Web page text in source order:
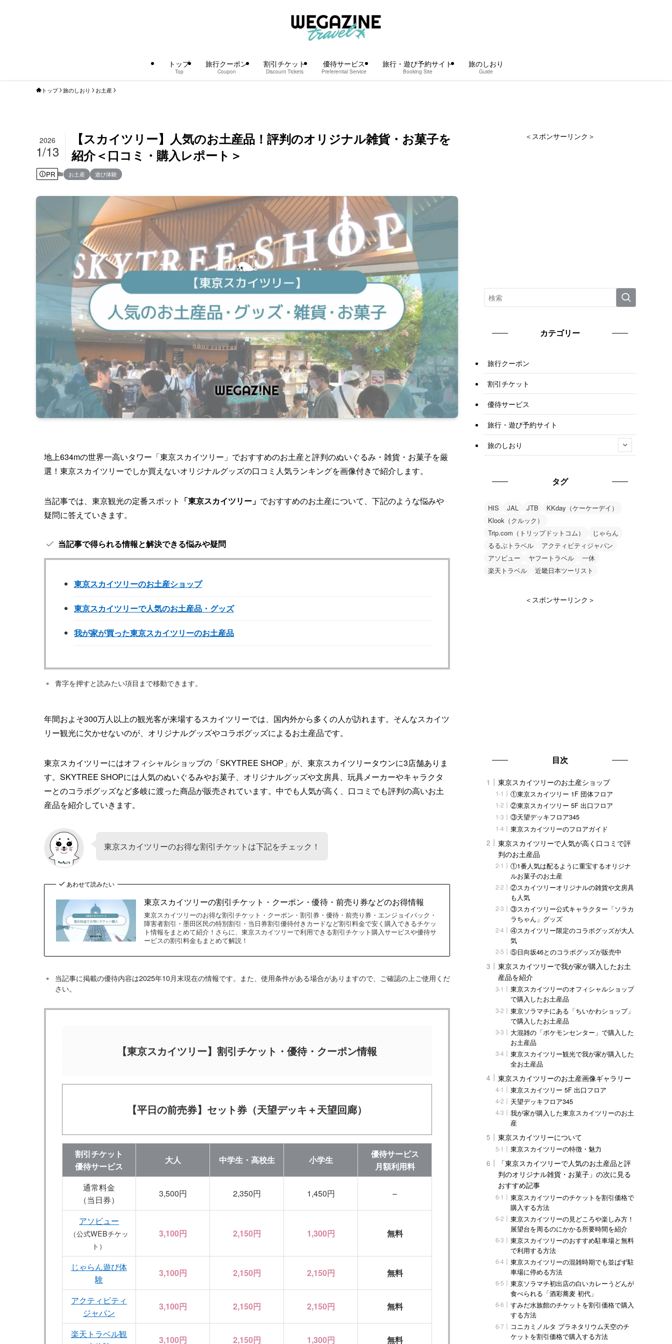
トップ
Top
旅行クーポン
Coupon
割引チケット
Discount Tickets
優待サービス
Preferential Service
旅行・遊び予約サイト
Booking Site
旅のしおり
Guide
トップ 旅のしおり お土産
【スカイツリー】人気のお土産品！評判のオリジナル雑貨・お菓子を
紹介＜口コミ・購入レポート＞
2026
1/13
PR お土産 遊び体験
地上634mの世界一高いタワー「東京スカイツリー」でおすすめのお土産と評判のぬいぐるみ・雑貨・お菓子を厳
選！東京スカイツリーでしか買えないオリジナルグッズの口コミ人気ランキングを画像付きで紹介します。
当記事では、東京観光の定番スポット 「東京スカイツリー」 でおすすめのお土産について、下記のような悩みや
疑問に答えていきます。
当記事で得られる情報と解決できる悩みや疑問
東京スカイツリーのお土産ショップ
東京スカイツリーで人気のお土産品・グッズ
我が家が買った東京スカイツリーのお土産品
青字を押すと読みたい項目まで移動できます。
年間およそ300万人以上の観光客が来場するスカイツリーでは、国内外から多くの人が訪れます。そんなスカイツ
リー観光に欠かせないのが、オリジナルグッズやコラボグッズによるお土産品です。
東京スカイツリーにはオフィシャルショップの「SKYTREE SHOP」が、東京スカイツリータウンに3店舗ありま
す。SKYTREE SHOPには人気のぬいぐるみやお菓子、オリジナルグッズや文房具、玩具メーカーやキャラクタ
ーとのコラボグッズなど多岐に渡った商品が販売されています。中でも人気が高く、口コミでも評判の高いお土
産品を紹介していきます。
東京スカイツリーのお得な割引チケットは下記をチェック！
あわせて読みたい
東京スカイツリーの割引チケット・クーポン・優待・前売り券などのお得情報
東京スカイツリーのお得な割引チケット・クーポン・割引券・優待・前売り券・エンジョイパック・
障害者割引・墨田区民の特別割引・当日券割引優待付きカードなど割引料金で安く購入できるチケッ
ト情報をまとめて紹介！さらに、東京スカイツリーで利用できる割引チケット購入サービスや優待サ
ービスの割引料金もまとめて解説！
当記事に掲載の優待内容は2025年10月末現在の情報です。また、使用条件がある場合がありますので、ご確認の上ご使用くだ
さい。
【東京スカイツリー】割引チケット・優待・クーポン情報
【平日の前売券】セット券（天望デッキ＋天望回廊）
割引チケット
優待サービス
大人 中学生・高校生 小学生
優待サービス
月額利用料
通常料金
（当日券）
3,500円 2,350円 1,450円 –
アソビュー
（公式WEBチケッ
ト）
3,100円 2,150円 1,300円 無料
じゃらん遊び体
験
3,100円 2,150円 2,150円 無料
アクティビティ
ジャパン
3,100円 2,150円 2,150円 無料
楽天トラベル観
3,100円 2,150円 1,300円 無料
＜スポンサーリンク＞
カテゴリー
旅行クーポン
割引チケット
優待サービス
旅行・遊び予約サイト
旅のしおり
タグ
HIS JAL JTB
KKday（ケーケーデイ）
Klook（クルック）
Trip.com（トリップドットコム）
じゃらん
るるぶトラベル
アクティビティジャパン
アソビュー
ヤフートラベル
一休
楽天トラベル
近畿日本ツーリスト
＜スポンサーリンク＞
目次
東京スカイツリーのお土産ショップ
①東京スカイツリー 1F 団体フロア
②東京スカイツリー 5F 出口フロア
③天望デッキフロア345
東京スカイツリーのフロアガイド
東京スカイツリーで人気が高く口コミで評
判のお土産品
①1番人気は配るように重宝するオリジナ
ルお菓子のお土産
②スカイツリーオリジナルの雑貨や文房具
も人気
③スカイツリー公式キャラクター「ソラカ
ラちゃん」グッズ
④スカイツリー限定のコラボグッズが大人
気
⑤日向坂46とのコラボグッズが販売中
東京スカイツリーで我が家が購入したお土
産品を紹介
東京スカイツリーのオフィシャルショップ
で購入したお土産品
東京ソラマチにある「ちいかわショップ」
で購入したお土産品
大混雑の「ポケモンセンター」で購入した
お土産品
東京スカイツリー観光で我が家が購入した
全お土産品
東京スカイツリーのお土産画像ギャラリー
東京スカイツリー 5F 出口フロア
天望デッキフロア345
我が家が購入した東京スカイツリーのお土
産
東京スカイツリーについて
東京スカイツリーの特徴・魅力
「東京スカイツリーで人気のお土産品と評
判のオリジナル雑貨・お菓子」の次に見る
おすすめ記事
東京スカイツリーのチケットを割引価格で
購入する方法
東京スカイツリーの見どころや楽しみ方！
展望台を周るのにかかる所要時間を紹介
東京スカイツリーのおすすめ駐車場と無料
で利用する方法
東京スカイツリーの混雑時期でも並ばず駐
車場に停める方法
東京ソラマチ初出店の白いカレーうどんが
食べられる「酒彩蕎麦 初代」
すみだ水族館のチケットを割引価格で購入
する方法
コニカミノルタ プラネタリウム天空のチ
ケットを割引価格で購入する方法